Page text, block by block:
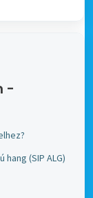
-
(SIP ALG)